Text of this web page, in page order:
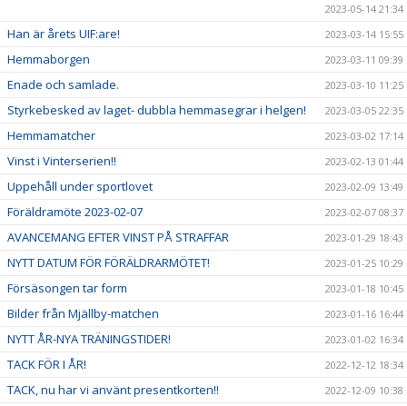
2023-05-14 21:34
Han är årets UIF:are! 2023-03-14 15:55
Hemmaborgen 2023-03-11 09:39
Enade och samlade. 2023-03-10 11:25
Styrkebesked av laget- dubbla hemmasegrar i helgen! 2023-03-05 22:35
Hemmamatcher 2023-03-02 17:14
Vinst i Vinterserien!! 2023-02-13 01:44
Uppehåll under sportlovet 2023-02-09 13:49
Föräldramöte 2023-02-07 2023-02-07 08:37
AVANCEMANG EFTER VINST PÅ STRAFFAR 2023-01-29 18:43
NYTT DATUM FÖR FÖRÄLDRARMÖTET! 2023-01-25 10:29
Försäsongen tar form 2023-01-18 10:45
Bilder från Mjällby-matchen 2023-01-16 16:44
NYTT ÅR-NYA TRÄNINGSTIDER! 2023-01-02 16:34
TACK FÖR I ÅR! 2022-12-12 18:34
TACK, nu har vi använt presentkorten!! 2022-12-09 10:38